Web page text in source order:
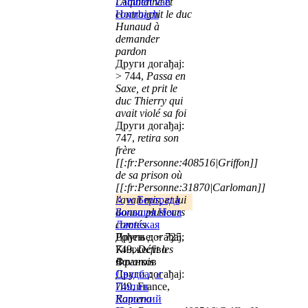
contraignit le duc
Hunaud à
demander
pardon
Други догађај:
> 744, Passa en
Saxe, et prit le
duc Thierry qui
avait violé sa foi
Други догађај:
747, retira son
frère
[[:fr:Personne:408516|Griffon]]
de sa prison où
[[:fr:Personne:31870|Carloman]]
l'avait mis, et lui
donna plusieurs
comtés
Други догађај:
749,Défit les
Bavarois
Други догађај:
749, France,
Ramena
Hornbach
♀ w Бертрада
Большая Нога
Лаонская
Рођење: ~ 725,
Княжество
Франков
Свадба:♂
Пипин
Короткий